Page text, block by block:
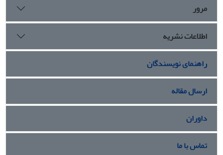
مرور
اطلاعات نشریه
راهنمای نویسندگان
ارسال مقاله
داوران
تماس با ما